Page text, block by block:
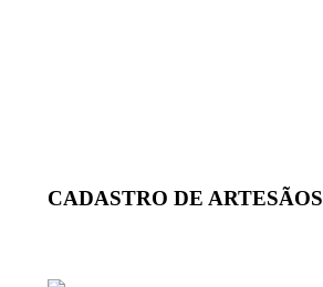
CADASTRO DE ARTESÃOS